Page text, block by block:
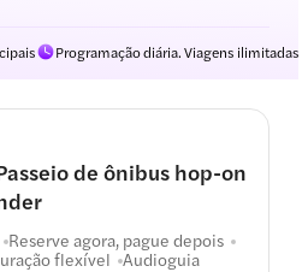
Programação diária. Viagens ilimitadas
de ônibus hop-on
Reserve agora, pague depois
flexível Audioguia